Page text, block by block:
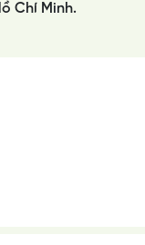
Chí Minh.